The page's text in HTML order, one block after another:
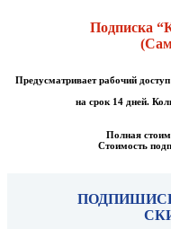
Подписка
Предусматривает рабочий
на срок 14 дней.
Полная
Стоимость